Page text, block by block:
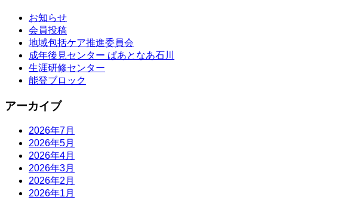
お知らせ
会員投稿
地域包括ケア推進委員会
成年後見センター ぱあとなあ石川
生涯研修センター
能登ブロック
アーカイブ
2026年7月
2026年5月
2026年4月
2026年3月
2026年2月
2026年1月